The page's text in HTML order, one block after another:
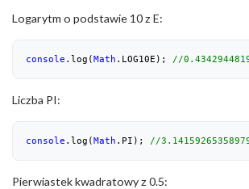
Logarytm o podstawie 10 z E:
console .log(Math .LOG10E); //
Liczba PI:
console .log(Math .PI); //
Pierwiastek kwadratowy z 0.5: